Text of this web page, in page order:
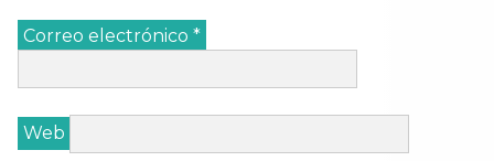
Correo electrónico *
Web